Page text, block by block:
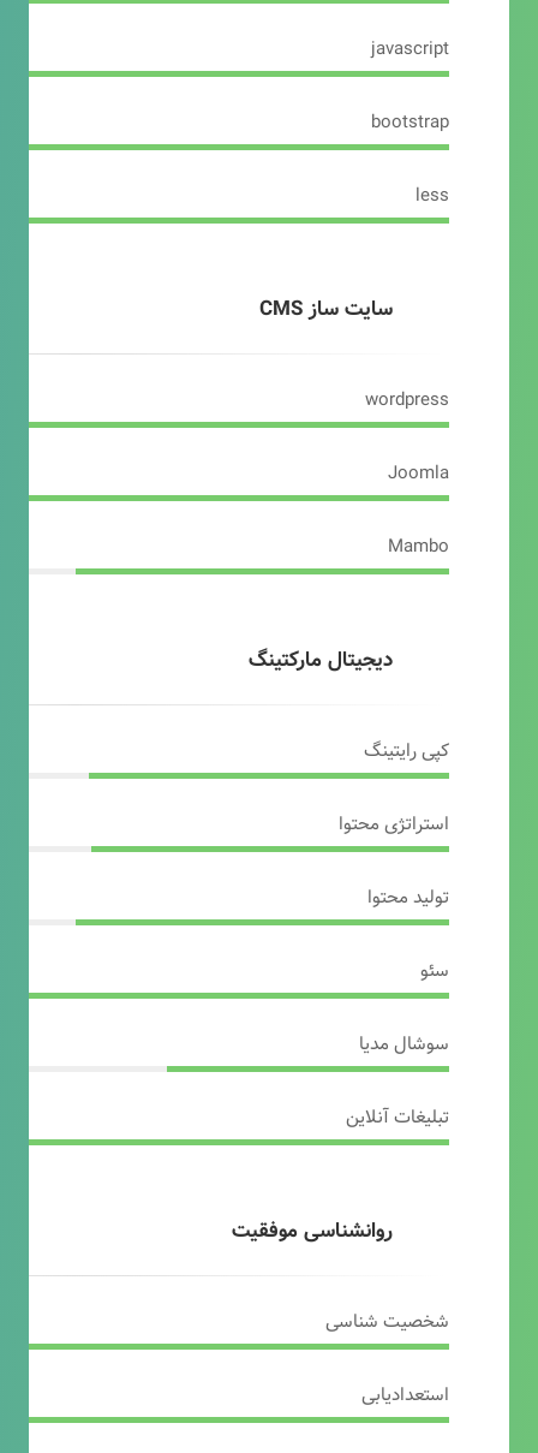
javascript
bootstrap
less
سایت ساز CMS
wordpress
Joomla
Mambo
دیجیتال مارکتینگ
کپی رایتینگ
استراتژی محتوا
تولید محتوا
سئو
سوشال مدیا
تبلیغات آنلاین
روانشناسی موفقیت
شخصیت شناسی
استعدادیابی